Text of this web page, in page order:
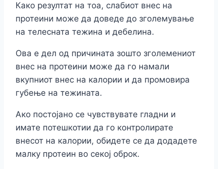
Како резултат на тоа, слабиот внес на
протеини може да доведе до зголемување
на телесната тежина и дебелина.
Ова е дел од причината зошто зголемениот
внес на протеини може да го намали
вкупниот внес на калории и да промовира
губење на тежината.
Ако постојано се чувствувате гладни и
имате потешкотии да го контролирате
внесот на калории, обидете се да додадете
малку протеин во секој оброк.